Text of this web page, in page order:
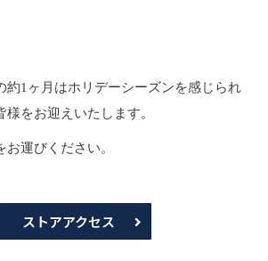
約1ヶ月はホリデーシーズンを感じられ
様をお迎えいたします。
運びください。
ストアアクセス